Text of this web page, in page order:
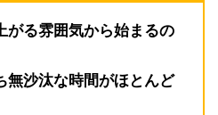
がる雰囲気から始まるの
無沙汰な時間がほとんど